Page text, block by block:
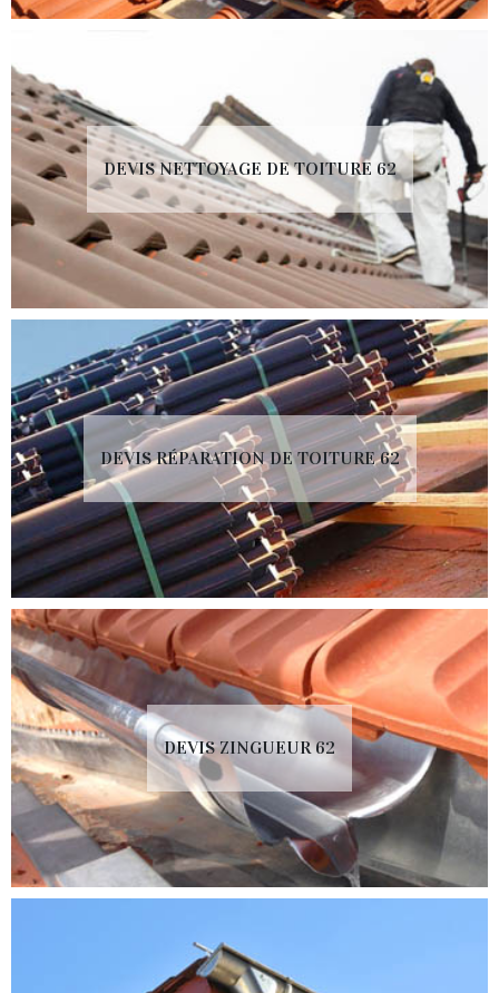
DEVIS NETTOYAGE DE TOITURE 62
DEVIS RÉPARATION DE TOITURE 62
DEVIS ZINGUEUR 62